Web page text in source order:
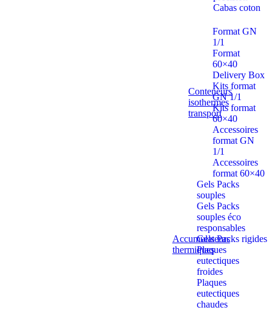
Cabas coton
Conteneurs
isothermes
transport
Format GN
1/1
Format
60×40
Delivery Box
Kits format
GN 1/1
Kits format
60×40
Accessoires
format GN
1/1
Accessoires
format 60×40
Accumulateurs
thermiques
Gels Packs
souples
Gels Packs
souples éco
responsables
Gels Packs rigides
Plaques
eutectiques
froides
Plaques
eutectiques
chaudes